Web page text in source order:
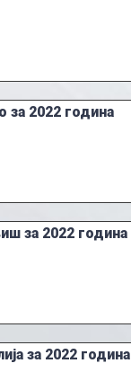
за 2022 година
за 2022 година
за 2022 година